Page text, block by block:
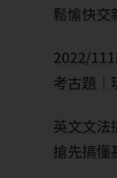
鬆愉快交
2022/
考古題｜
英文文法
搶先搞懂